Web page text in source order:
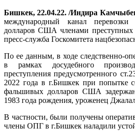
Бишкек, 22.04.22. /Индира
международный канал
долларов США членами преступных
пресс-служба Госкомитета
По ее данным, в ходе следственно-
в рамках досудебного
преступления предусмотренного
2022 года в г.Бишкек при попытке
фальшивых долларов США
1983 года рождения, уроженец
В частности, были получены
члены ОПГ в г.Бишкек наладили